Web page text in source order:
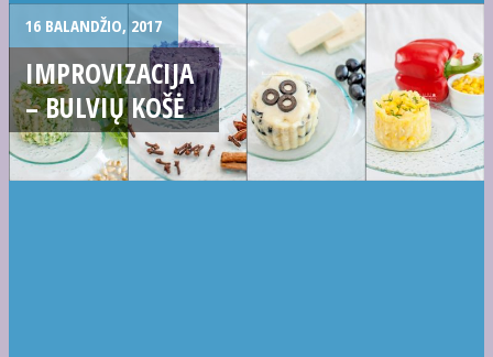
16 BALANDŽIO, 2017
IMPROVIZACIJA
– BULVIŲ KOŠĖ